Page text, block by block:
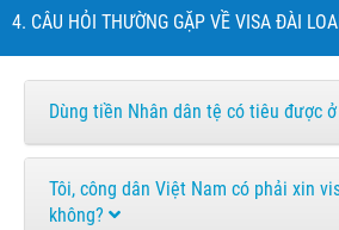
4. CÂU HỎI THƯỜNG GẶP VỀ VISA ĐÀI
Dùng tiền Nhân dân tệ có tiêu được
Tôi, công dân Việt Nam có phải xin
không?